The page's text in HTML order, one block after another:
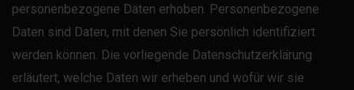
personenbezogene Daten erhoben. Personenbezogene
Daten sind Daten, mit denen Sie persönlich identifiziert
werden können. Die vorliegende Datenschutzerklärung
erläutert, welche Daten wir erheben und wofür wir sie